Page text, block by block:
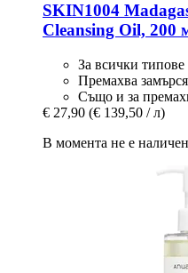
SKIN1004
Cleansing Oil, 200
За всички типове
Премахва
Също и за
€ 27,90 (€ 139,50 / л)
В момента не е наличен